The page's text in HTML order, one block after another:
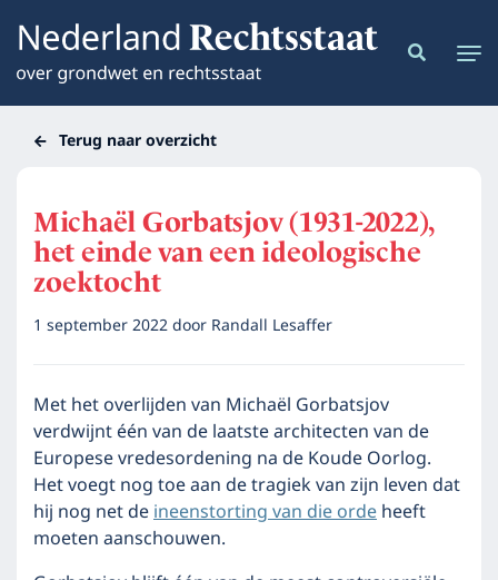
Terug naar overzicht
Michaël Gorbatsjov (1931-2022),
het einde van een ideologische
zoektocht
1 september 2022door Randall Lesaffer
Met het overlijden van Michaël Gorbatsjov
verdwijnt één van de laatste architecten van de
Europese vredesordening na de Koude Oorlog.
Het voegt nog toe aan de tragiek van zijn leven dat
hij nog net deineenstorting van die ordeheeft
moeten aanschouwen.